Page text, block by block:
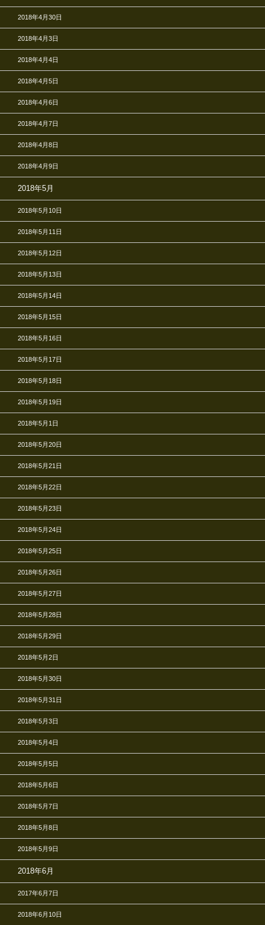
2018年4月30日
2018年4月3日
2018年4月4日
2018年4月5日
2018年4月6日
2018年4月7日
2018年4月8日
2018年4月9日
2018年5月
2018年5月10日
2018年5月11日
2018年5月12日
2018年5月13日
2018年5月14日
2018年5月15日
2018年5月16日
2018年5月17日
2018年5月18日
2018年5月19日
2018年5月1日
2018年5月20日
2018年5月21日
2018年5月22日
2018年5月23日
2018年5月24日
2018年5月25日
2018年5月26日
2018年5月27日
2018年5月28日
2018年5月29日
2018年5月2日
2018年5月30日
2018年5月31日
2018年5月3日
2018年5月4日
2018年5月5日
2018年5月6日
2018年5月7日
2018年5月8日
2018年5月9日
2018年6月
2017年6月7日
2018年6月10日